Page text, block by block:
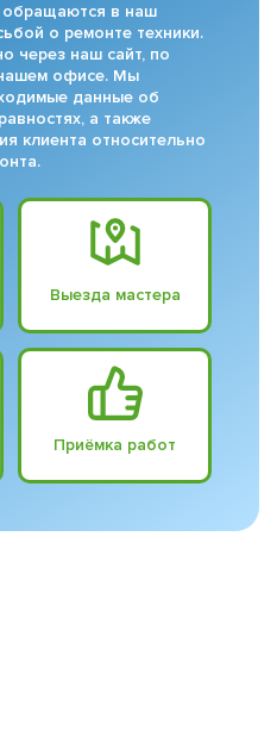
обращаются в наш
о ремонте техники.
через наш сайт, по
офисе. Мы
данные об
а также
клиента относительно
Выезда мастера
Приёмка работ